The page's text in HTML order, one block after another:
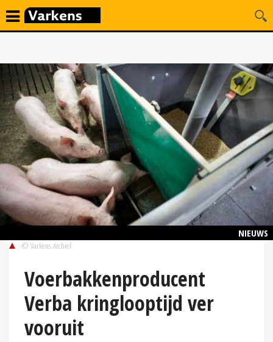
NIEUWS
© Varkens Archief
Voerbakkenproducent
Verba kringlooptijd ver
vooruit